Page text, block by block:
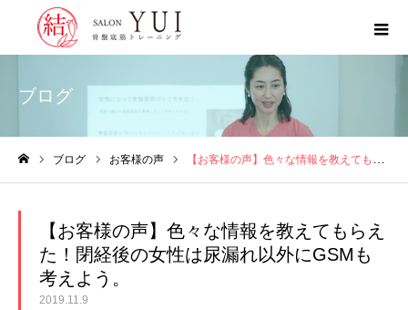
ブログ
ブログ お客様の声 【お客様の声】色々な情報を教えてもらえた！閉経後の女性は尿漏れ以外にGSMも考えよう。
【お客様の声】色々な情報を教えてもらえ
た！閉経後の女性は尿漏れ以外にGSMも
考えよう。
2019.11.9